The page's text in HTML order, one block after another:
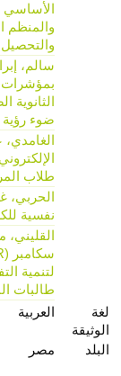
الأساسي
والمنظم
والتحصيل
سالم،
ضوء رؤية
طلاب
الحربي،
نفسية
لتنمية
طالبات
لغة
الوثيقة
العربية
البلد مصر